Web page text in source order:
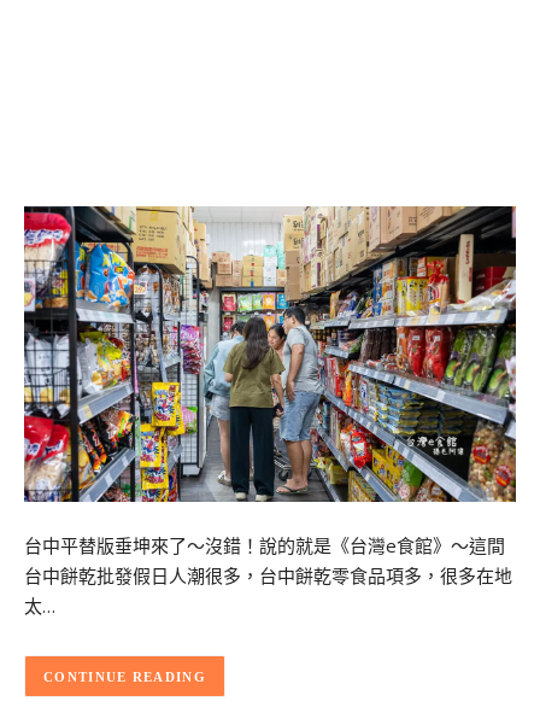
台中平替版垂坤來了～沒錯！說的就是《台灣e食館》～這間
台中餅乾批發假日人潮很多，台中餅乾零食品項多，很多在地
太…
CONTINUE READING